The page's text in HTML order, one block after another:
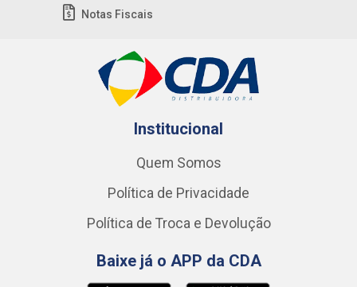
Notas Fiscais
Institucional
Quem Somos
Política de Privacidade
Política de Troca e Devolução
Baixe já o APP da CDA